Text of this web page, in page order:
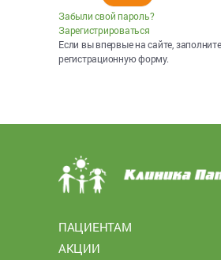
Забыли свой пароль?
Зарегистрироваться
Если вы впервые на сайте,
регистрационную форму.
ПАЦИЕНТАМ
АКЦИИ